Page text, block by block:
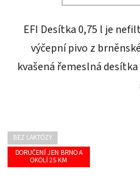
EFI Desítka 0,75 l je
výčepní pivo z
kvašená řemeslná
BEZ LAKTÓZY
DORUČENÍ JEN BRNO A
OKOLÍ 25 KM